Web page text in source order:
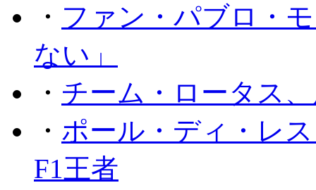
・ ファン・パブロ・
ない」
・ チーム・ロータス
・ ポール・ディ・レ
F1王者